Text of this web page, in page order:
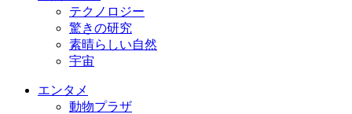
テクノロジー
驚きの研究
素晴らしい自然
宇宙
エンタメ
動物プラザ